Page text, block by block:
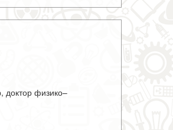
доктор физико–